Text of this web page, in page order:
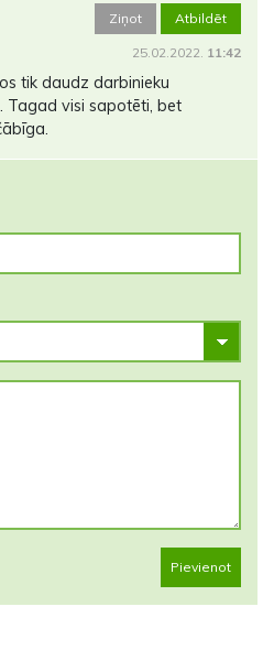
Ziņot Atbildēt
25.02.2022. 11:42
tik daudz darbinieku
Tagad visi sapotēti, bet
Pievienot